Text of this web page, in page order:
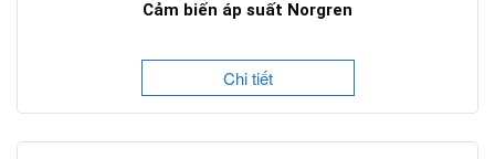
Cảm biến áp suất Norgren
Chi tiết